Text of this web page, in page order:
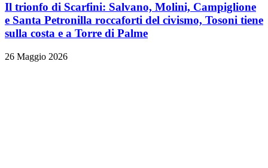
Il trionfo di Scarfini: Salvano, Molini, Campiglione
e Santa Petronilla roccaforti del civismo, Tosoni tiene
sulla costa e a Torre di Palme
26 Maggio 2026